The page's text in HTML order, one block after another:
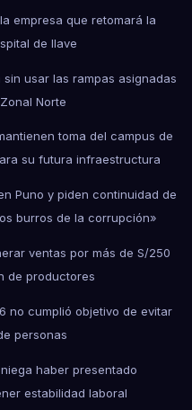
empresa que retomará la
de Ilave
usar las rampas asignadas
Norte
toma del campus de
su futura infraestructura
Puno y piden continuidad de
burros de la corrupción»
ventas por más de S/250
de productores
no cumplió objetivo de evitar
personas
haber presentado
estabilidad laboral